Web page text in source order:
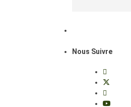
Nous Suivre